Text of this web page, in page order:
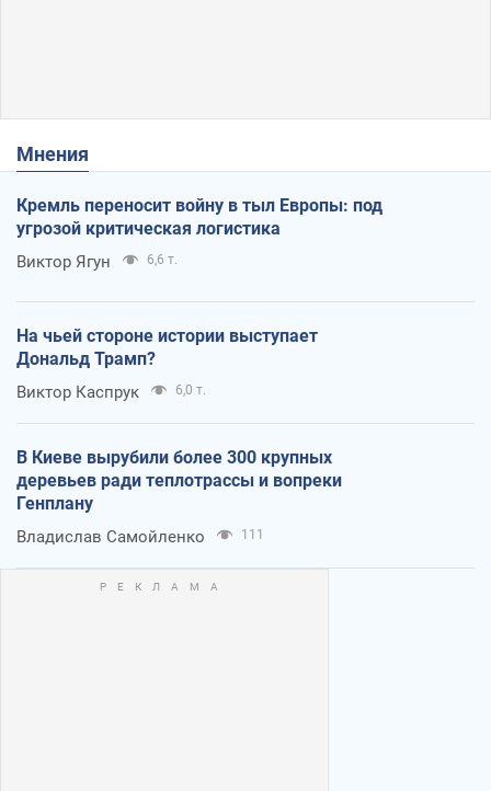
Мнения
Кремль переносит войну в тыл Европы: под
угрозой критическая логистика
Виктор Ягун 6,6 т.
На чьей стороне истории выступает
Дональд Трамп?
Виктор Каспрук 6,0 т.
В Киеве вырубили более 300 крупных
деревьев ради теплотрассы и вопреки
Генплану
Владислав Самойленко 111